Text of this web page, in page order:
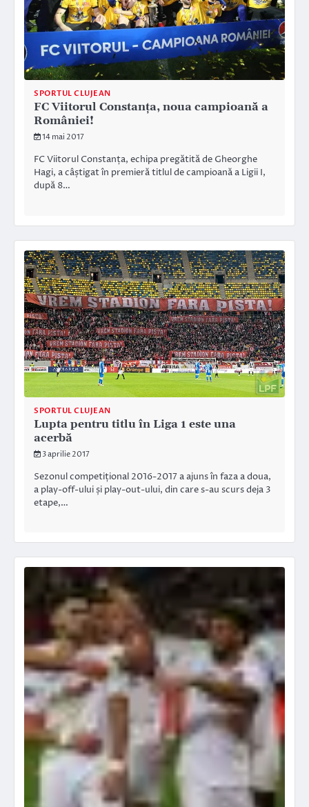
SPORTUL CLUJEAN
FC Viitorul Constanța, noua campioană a
României!
14 mai 2017
FC Viitorul Constanța, echipa pregătită de Gheorghe
Hagi, a câștigat în premieră titlul de campioană a Ligii I,
după 8…
SPORTUL CLUJEAN
Lupta pentru titlu în Liga 1 este una
acerbă
3 aprilie 2017
Sezonul competițional 2016-2017 a ajuns în faza a doua,
a play-off-ului și play-out-ului, din care s-au scurs deja 3
etape,…